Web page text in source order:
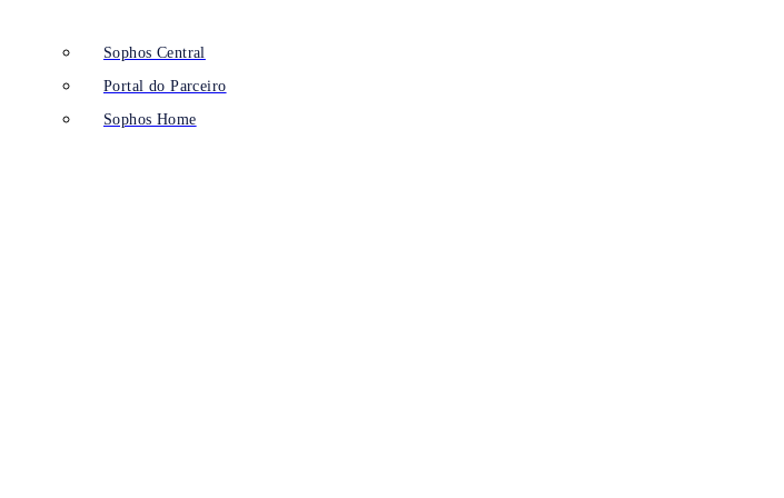
Sophos Central
Portal do Parceiro
Sophos Home